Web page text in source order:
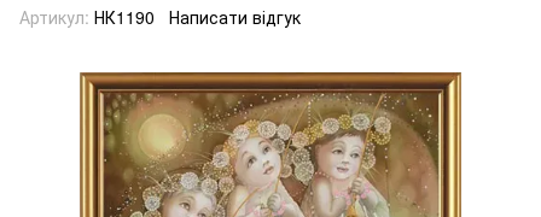
Артикул: НК1190 Написати відгук